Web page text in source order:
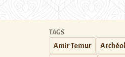
TAGS
Amir Temur